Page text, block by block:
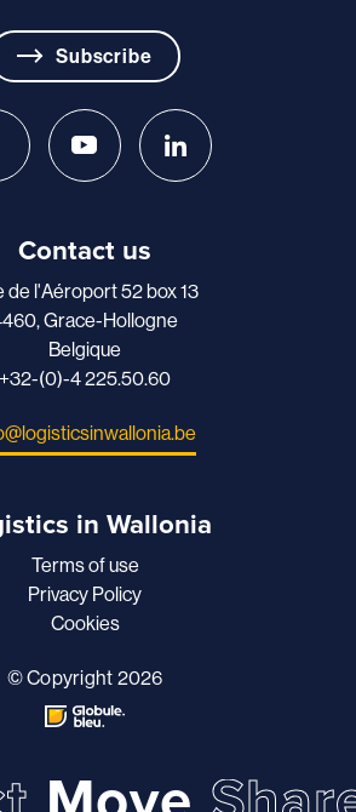
Subscribe
Contact us
de l'Aéroport 52 box 13
Grace-Hollogne
Belgique
+32-(0)-4 225.50.60
in Wallonia
Terms of use
Privacy Policy
Cookies
© Copyright 2026